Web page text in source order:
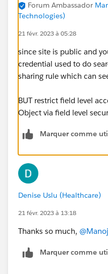
Forum Ambassador
Technologies)
21 févr. 2023 à 05:28
since site is public and
credential used to do
sharing rule which can
BUT restrict field level
Object via field level
Marquer comme
Denise Uslu (Healthcare)
21 févr. 2023 à 13:18
Thanks so much,
Marquer comme